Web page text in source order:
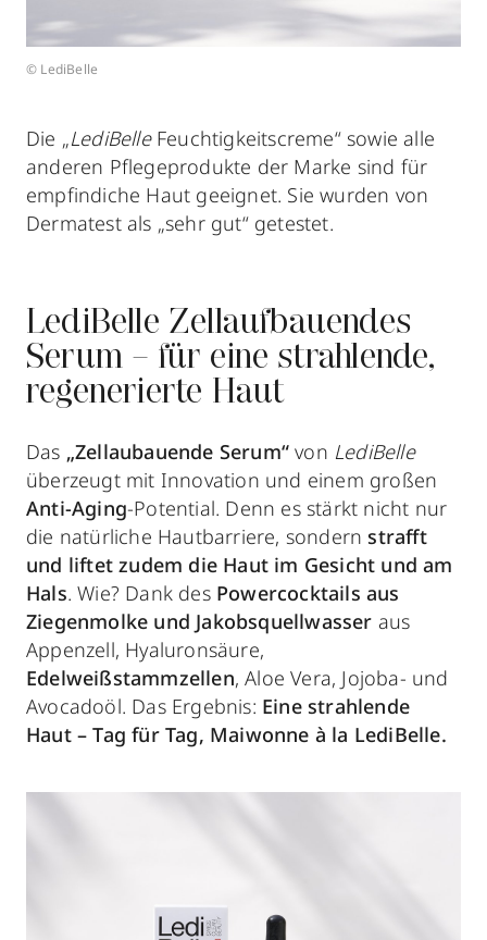
© LediBelle
Die „LediBelle Feuchtigkeitscreme“ sowie alle
anderen Pflegeprodukte der Marke sind für
empfindiche Haut geeignet. Sie wurden von
Dermatest als „sehr gut“ getestet.
LediBelle Zellaufbauendes
Serum – für eine strahlende,
regenerierte Haut
Das „Zellaubauende Serum“ von LediBelle
überzeugt mit Innovation und einem großen
Anti-Aging-Potential. Denn es stärkt nicht nur
die natürliche Hautbarriere, sondern strafft
und liftet zudem die Haut im Gesicht und am
Hals. Wie? Dank desPowercocktails aus
Ziegenmolke und Jakobsquellwasser aus
Appenzell, Hyaluronsäure,
Edelweißstammzellen, Aloe Vera, Jojoba- und
Avocadoöl. Das Ergebnis: Eine strahlende
Haut – Tag für Tag, Maiwonne à la LediBelle.